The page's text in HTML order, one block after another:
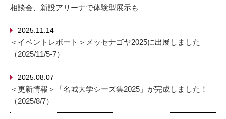
相談会、新設アリーナで体験型展示も
2025.11.14
＜イベントレポート＞メッセナゴヤ2025に出展しました
（2025/11/5-7）
2025.08.07
＜更新情報＞「名城大学シーズ集2025」が完成しました！
（2025/8/7）